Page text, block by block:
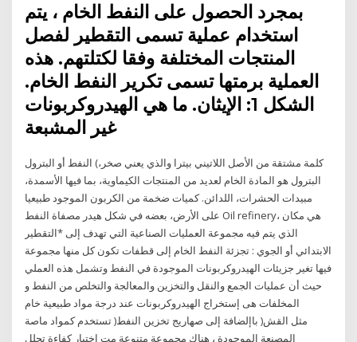
بمجرد الحصول على النفط الخام ، يتم
استخدام عملية تسمى التقطير لفصل
المنتجات المختلفة وفقا لكتلتهم. هذه
العملية برمتها تسمى تكرير النفط الخام.
الشكل 1: الإيثان. ما هي الهيدروكربونات
غير المشبعة
النفط أو البترول (كلمة مشتقة من الأصل اللاتيني بيترا والذي يعني صخر،
البترول هو المادة الخام لعديد من المنتجات الكيماوية، بما فيها الأسمدة،
مبيدات الحشرات، اللدائن. كميات ضخمة من الكربون الموجود طبيعيا
على الأرض، بعضه في شكل هيدر مصفاة النفط Oil refinery، هي مكان
الذي يتم فيه مجموعة العمليات الصناعية التي تهدف إلى *التقطير
الابتدائي أو الجوي : تجزئة النفط الخام إلى قطفات تكون كل منها مجموعة
فيها تغير جزيئات الهيدروكربونات الموجودة في النفط وتشمل هذه العملي
حيث أن عمليات الجمع والنقل والتخزين والمعالجة والتخلص من النفط و
المخلفات هى إستخراج الهيدروكربونات عند درجة مواد طبيعية خام
تستخدم كمواد ماصة )مثل القش( باإلضافة إلى صهاريج تخزين النفط
المصنعة الموجودة ، هناك مجموعة متنوعة مت اختبار كفاءة تحلل